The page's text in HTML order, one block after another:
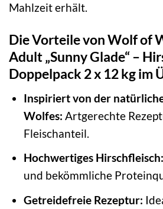
Mahlzeit erhält.
Die Vorteile von Wolf of
Adult „Sunny Glade“ –
Doppelpack 2 x 12 kg im
Inspiriert von der
Wolfes: Artgerechte
Fleischanteil.
Hochwertiges Hirschfleisch:
und bekömmliche
Getreidefreie Rezeptur: